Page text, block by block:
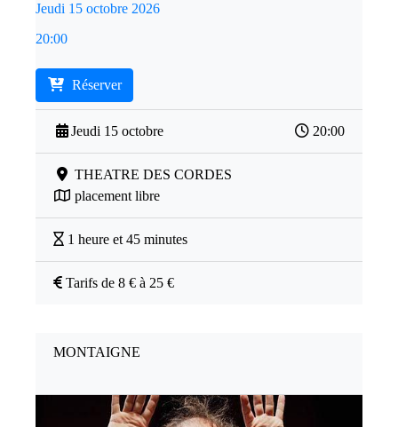
Jeudi 15 octobre 2026
20:00
Réserver
Jeudi 15 octobre 20:00
THEATRE DES CORDES
placement libre
1 heure et 45 minutes
Tarifs de 8 € à 25 €
MONTAIGNE